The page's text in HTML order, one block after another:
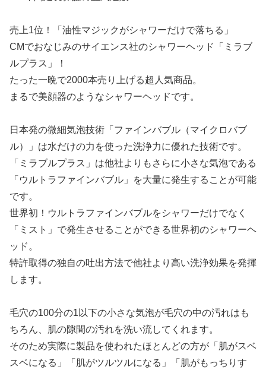
売上1位！「油性マジックがシャワーだけで落ちる」
CMでおなじみのサイエンス社のシャワーヘッド「ミラブ
ルプラス」！
たった一晩で2000本売り上げる超人気商品。
まるで美顔器のようなシャワーヘッドです。
日本発の微細気泡技術「ファインバブル（マイクロバブ
ル）」は水だけの力を使った洗浄力に優れた技術です。
「ミラブルプラス」は他社よりもさらに小さな気泡である
「ウルトラファインバブル」を大量に発生することが可能
です。
世界初！ウルトラファインバブルをシャワーだけでなく
「ミスト」で発生させることができる世界初のシャワーヘ
ッド。
特許取得の独自の吐出方法で他社より高い洗浄効果を発揮
します。
毛穴の100分の1以下の小さな気泡が毛穴の中の汚れはも
ちろん、肌の隙間の汚れを洗い流してくれます。
そのため実際に製品を使われたほとんどの方が「肌がスベ
スベになる」「肌がツルツルになる」「肌がもっちりす